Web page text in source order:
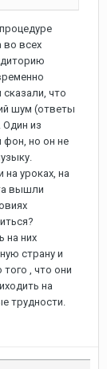
во всех
что
шум (ответы
из
фон, но он не
уроках, на
вышли
на них
страну и
, что они
на
трудности.